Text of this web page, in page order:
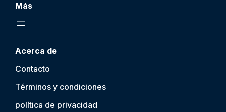
Más
Acerca de
Contacto
Términos y condiciones
política de privacidad